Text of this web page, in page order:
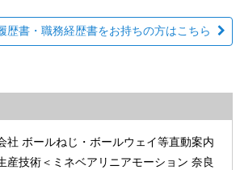
歴書・職務経歴書をお持ちの方はこちら
社 ボールねじ・ボールウェイ等直動案内
産技術＜ミネベアリニアモーション 奈良